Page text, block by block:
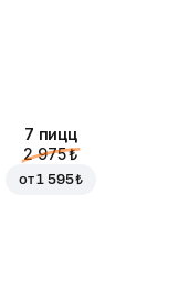
7 пицц
2 975 ₺
от1 595 ₺